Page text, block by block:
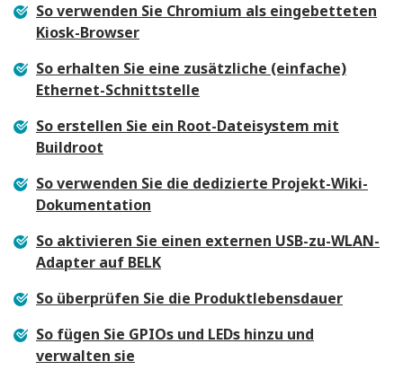
So verwenden Sie Chromium als eingebetteten
Kiosk-Browser
So erhalten Sie eine zusätzliche (einfache)
Ethernet-Schnittstelle
So erstellen Sie ein Root-Dateisystem mit
Buildroot
So verwenden Sie die dedizierte Projekt-Wiki-
Dokumentation
So aktivieren Sie einen externen USB-zu-WLAN-
Adapter auf BELK
So überprüfen Sie die Produktlebensdauer
So fügen Sie GPIOs und LEDs hinzu und
verwalten sie